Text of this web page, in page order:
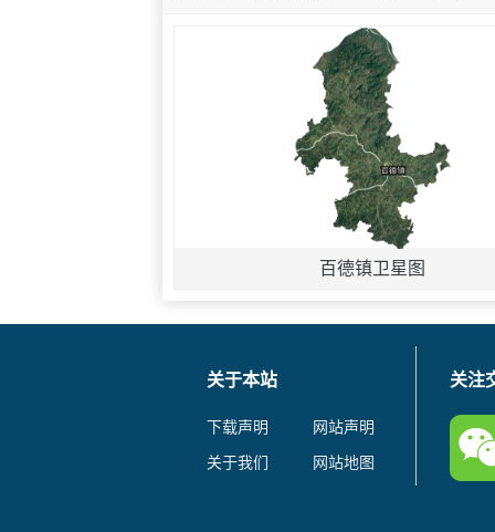
百德镇卫星图
关于本站
下载声明
网站声明
关于我们
网站地图
关注